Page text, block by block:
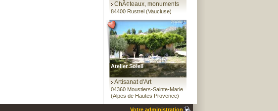
ChÃ¢teaux, monuments
84400 Rustrel (Vaucluse)
Atelier Soleil
Artisanat d'Art
04360 Moustiers-Sainte-Marie
(Alpes de Hautes Provence)
Votre administration